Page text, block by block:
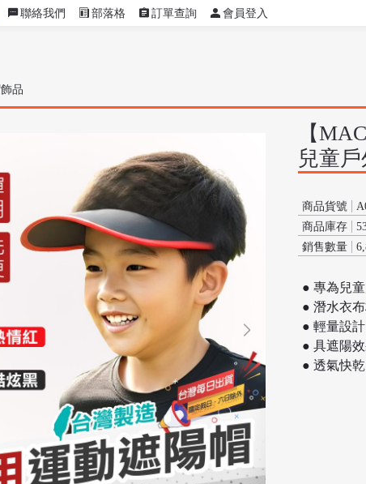
聯絡我們 部落格 訂單查詢 會員登入
品
【
兒童
商品貨號
商品庫存
銷售數量
● 專為兒
● 潛水衣
● 輕量設
● 具遮陽
● 透氣快